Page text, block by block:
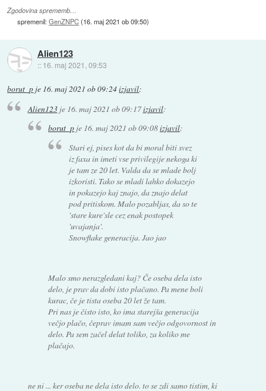
Zgodovina sprememb…
spremenil:GenZNPC(16. maj 2021 ob 09:50)
Alien123
:: 16. maj 2021, 09:53
borut_p je 16. maj 2021 ob 09:24izjavil:
Alien123je 16. maj 2021 ob 09:17izjavil:
borut_p je 16. maj 2021 ob 09:08izjavil:
Stari ej, pises kot da bi moral biti svez
iz faxa in imeti vse privilegije nekoga ki
je tam ze 20 let. Valda da se mlade bolj
izkoristi. Tako se mladi lahko dokazejo
in pokazejo kaj znajo, da znajo delat
pod pritiskom. Malo pozabljas, da so te
'stare kure'sle cez enak postopek
'uvajanja'.
Snowflake generacija. Jao jao
Malo smo nerazgledani kaj? Če oseba dela isto
delo, je prav da dobi isto plačano. Pa mene boli
kurac, če je tista oseba 20 let že tam.
Pri nas je čisto isto, ko ima starejša generacija
večjo plačo, čeprav imam sam večjo odgovornost in
delo. Pa sem začel delat toliko, za koliko me
plačajo.
ne ni ... ker oseba ne dela isto delo. to se zdi samo tistim, ki